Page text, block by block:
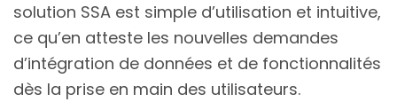
solution SSA est simple d’utilisation et intuitive,
ce qu’en atteste les nouvelles demandes
d’intégration de données et de fonctionnalités
dès la prise en main des utilisateurs.